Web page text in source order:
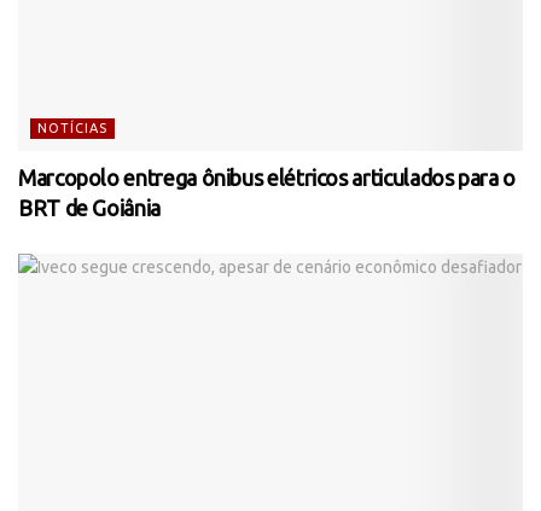
NOTÍCIAS
Marcopolo entrega ônibus elétricos articulados para o
BRT de Goiânia